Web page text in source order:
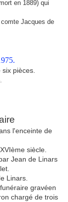
en 1889) qui
Jacques de
pièces.
l'enceinte de
siècle.
Jean de Linars
Linars.
gravéen
chargé de trois